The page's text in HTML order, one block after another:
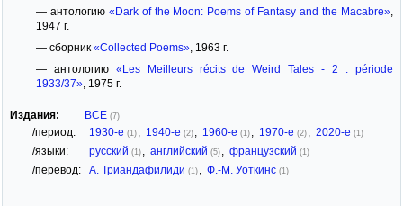
— антологию «Dark of the Moon: Poems of Fantasy and the Macabre»
1947 г.
— сборник «Collected Poems», 1963 г.
— антологию «Les Meilleurs récits de Weird Tales - 2 : période
1933/37», 1975 г.
Издания: ВСЕ (7)
/период: 1930-е (1) 1940-е (2) 1960-е (1) 1970-е (2) 2020-е (1)
/языки: русский (1) английский (5) французский (1)
/перевод: А. Триандафилиди (1) Ф.-М. Уоткинс (1)